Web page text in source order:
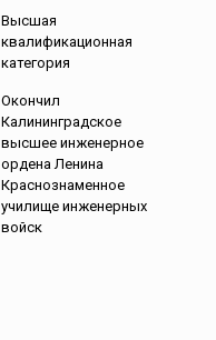
Высшая
квалификационная
категория
Окончил
Калининградское
высшее инженерное
ордена Ленина
Краснознаменное
училище инженерных
войск